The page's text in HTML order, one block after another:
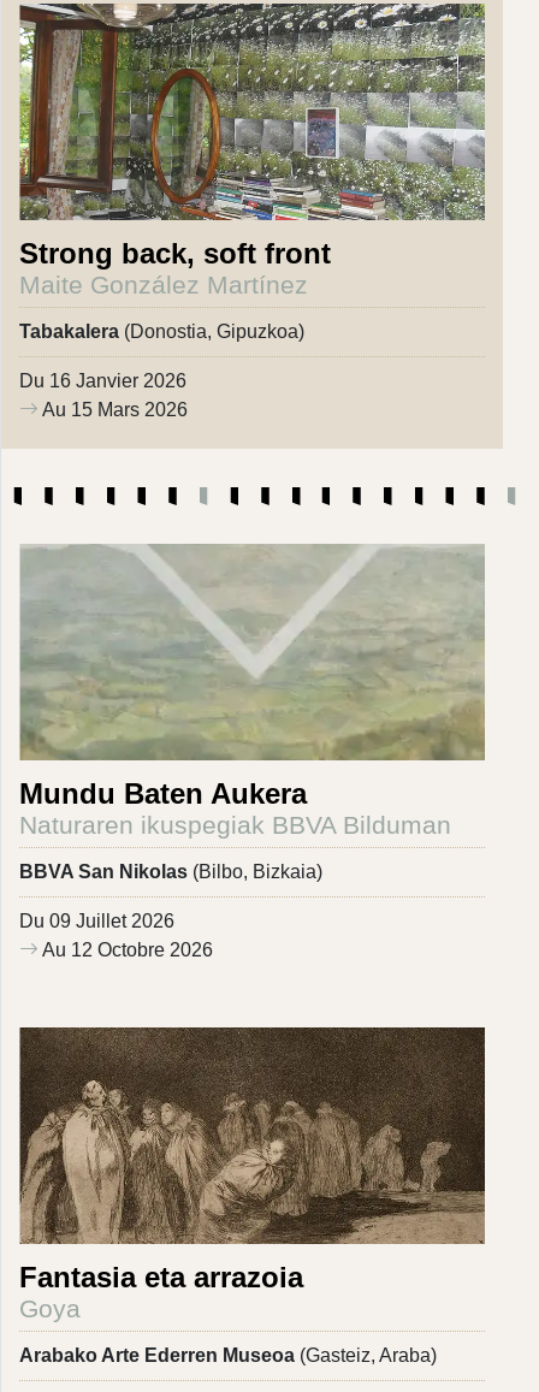
Strong back, soft front
Maite González Martínez
Tabakalera (Donostia, Gipuzkoa)
Du 16 Janvier 2026
Au 15 Mars 2026
Mundu Baten Aukera
Naturaren ikuspegiak BBVA Bilduman
BBVA San Nikolas (Bilbo, Bizkaia)
Du 09 Juillet 2026
Au 12 Octobre 2026
Fantasia eta arrazoia
Goya
Arabako Arte Ederren Museoa (Gasteiz, Araba)